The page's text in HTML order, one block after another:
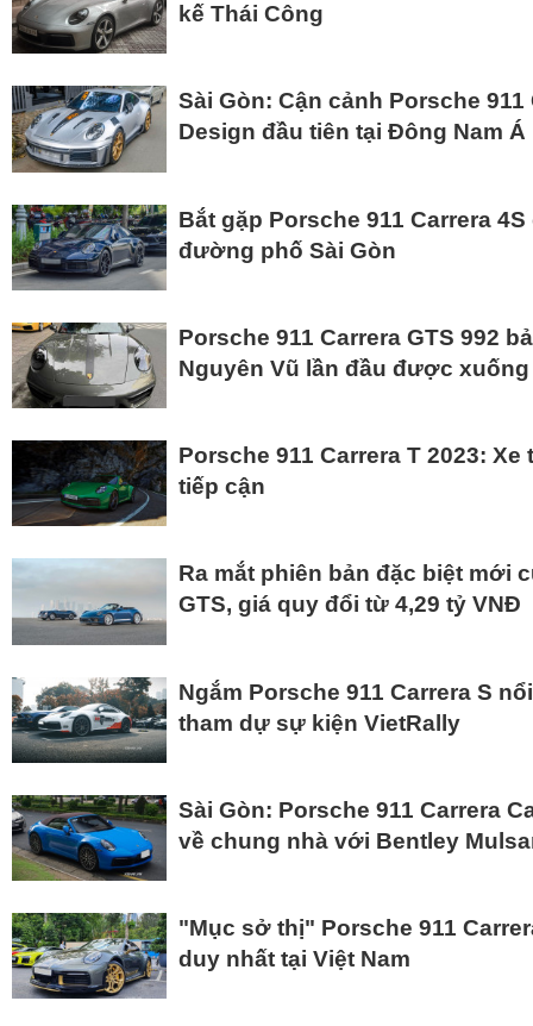
kế Thái Công
Sài Gòn: Cận cảnh Porsche 911
Design đầu tiên tại Đông Nam Á
Bắt gặp Porsche 911 Carrera
đường phố Sài Gòn
Porsche 911 Carrera GTS 992
Nguyên Vũ lần đầu được
Porsche 911 Carrera T 2023:
tiếp cận
Ra mắt phiên bản đặc biệt mới
GTS, giá quy đổi từ 4,29 tỷ VNĐ
Ngắm Porsche 911 Carrera S
tham dự sự kiện VietRally
Sài Gòn: Porsche 911 Carrera
về chung nhà với Bentley
"Mục sở thị" Porsche 911
duy nhất tại Việt Nam